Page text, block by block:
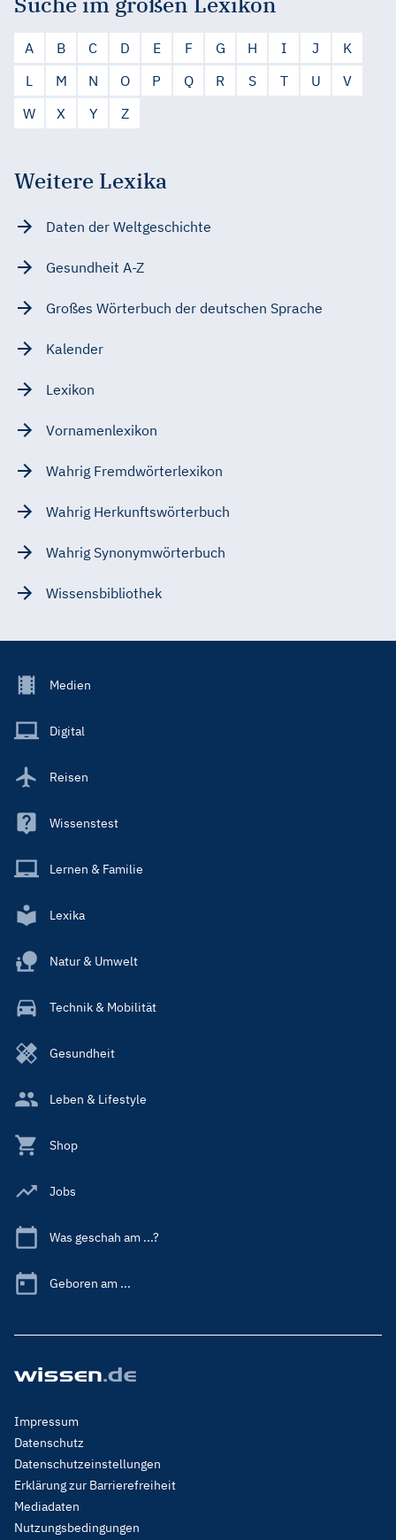
A B C D E F G H I J
K
L
M N O P Q R S T U
V
W
X Y Z
Weitere Lexika
Daten der Weltgeschichte
Gesundheit A-Z
Großes Wörterbuch der deutschen Sprache
Kalender
Lexikon
Vornamenlexikon
Wahrig Fremdwörterlexikon
Wahrig Herkunftswörterbuch
Wahrig Synonymwörterbuch
Wissensbibliothek
Footer
Main
Medien
Digital
Reisen
Wissenstest
Lernen & Familie
Lexika
Natur & Umwelt
Technik & Mobilität
Gesundheit
Leben & Lifestyle
Shop
Jobs
Was geschah am ...?
Geboren am ...
Footer
Menu
Legal
Impressum
Datenschutz
Datenschutzeinstellungen
Erklärung zur Barrierefreiheit
Mediadaten
Nutzungsbedingungen